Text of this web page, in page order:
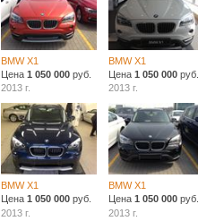
BMW X1
Цена 1 050 000руб.
2013 г.
BMW X1
Цена 1 050 000руб.
2013 г.
BMW X1
Цена 1 050 000руб.
2013 г.
BMW X1
Цена 1 050 000руб.
2013 г.